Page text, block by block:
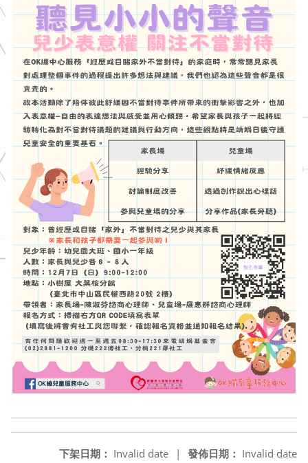
發佈日期： Invalid date
下架日期： Invalid date
|